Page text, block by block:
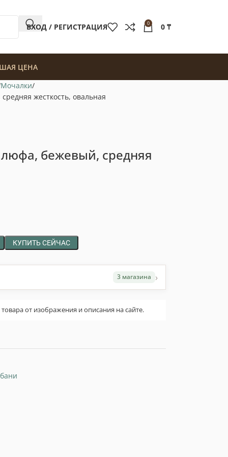
ВХОД / РЕГИСТРАЦИЯ 0 0 ₸
ЦЕНА
Мочалки
жесткость, овальная
бежевый, средняя
КУПИТЬ СЕЙЧАС
3 магазина ›
от изображения и описания на сайте.